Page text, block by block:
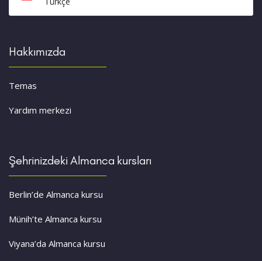
Hakkımızda
Temas
Yardım merkezi
Şehrinizdeki Almanca kursları
Berlin’de Almanca kursu
Münih’te Almanca kursu
Viyana’da Almanca kursu